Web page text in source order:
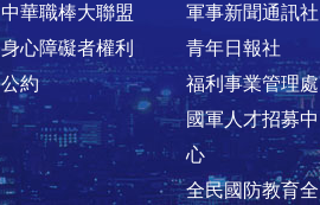
中華職棒大聯盟
身心障礙者權利
公約
軍事新聞通訊社
青年日報社
福利事業管理處
國軍人才招募中
心
全民國防教育全